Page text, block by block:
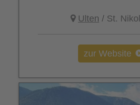
Ulten / St.
zur Website